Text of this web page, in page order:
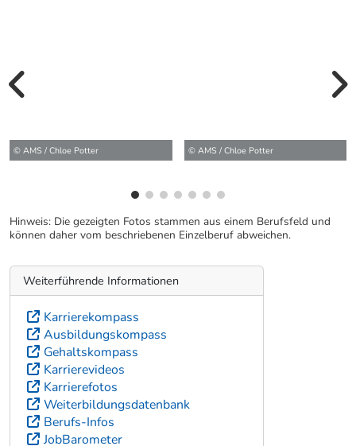
© AMS / Chloe Potter © AMS / Chloe Potter
Hinweis: Die gezeigten Fotos stammen aus einem Berufsfeld und
können daher vom beschriebenen Einzelberuf abweichen.
Weiterführende Informationen
Karrierekompass
Ausbildungskompass
Gehaltskompass
Karrierevideos
Karrierefotos
Weiterbildungsdatenbank
Berufs-Infos
JobBarometer